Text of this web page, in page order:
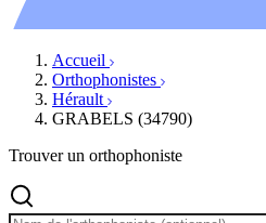
Accueil
Orthophonistes
Hérault
GRABELS (34790)
Trouver un orthophoniste